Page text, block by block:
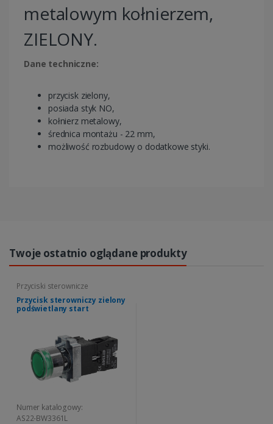
metalowym kołnierzem,
ZIELONY.
Dane techniczne:
przycisk zielony,
posiada styk NO,
kołnierz metalowy,
średnica montażu - 22 mm,
możliwość rozbudowy o dodatkowe styki.
Twoje ostatnio oglądane produkty
Przyciski sterownicze
Przycisk sterowniczy zielony
podświetlany start
Numer katalogowy:
AS22-BW3361L